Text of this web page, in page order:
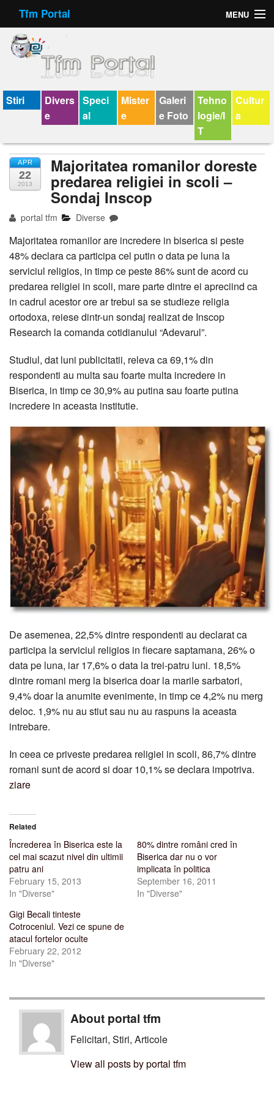
Tfm Portal MENU
Forum
Felicitari animate
Virtual Cards
Jocuri
Horoscop
Stiri
Divers
e
Speci
al
Mister
e
Galeri
e Foto
Tehno
logie/I
T
Cultur
a
APR
22
2013
Majoritatea romanilor doreste
predarea religiei in scoli –
Sondaj Inscop
portal tfm Diverse
Majoritatea romanilor are incredere in biserica si peste
48% declara ca participa cel putin o data pe luna la
serviciul religios, in timp ce peste 86% sunt de acord cu
predarea religiei in scoli, mare parte dintre ei apreciind ca
in cadrul acestor ore ar trebui sa se studieze religia
ortodoxa, reiese dintr-un sondaj realizat de Inscop
Research la comanda cotidianului “Adevarul”.
Studiul, dat luni publicitatii, releva ca 69,1% din
respondenti au multa sau foarte multa incredere in
Biserica, in timp ce 30,9% au putina sau foarte putina
incredere in aceasta institutie.
De asemenea, 22,5% dintre respondenti au declarat ca
participa la serviciul religios in fiecare saptamana, 26% o
data pe luna, iar 17,6% o data la trei-patru luni. 18,5%
dintre romani merg la biserica doar la marile sarbatori,
9,4% doar la anumite evenimente, in timp ce 4,2% nu merg
deloc. 1,9% nu au stiut sau nu au raspuns la aceasta
intrebare.
In ceea ce priveste predarea religiei in scoli, 86,7% dintre
romani sunt de acord si doar 10,1% se declara impotriva.
ziare
Related
Încrederea în Biserica este la
cel mai scazut nivel din ultimii
patru ani
February 15, 2013
In "Diverse"
80% dintre români cred în
Biserica dar nu o vor
implicata în politica
September 16, 2011
In "Diverse"
Gigi Becali tinteste
Cotroceniul. Vezi ce spune de
atacul fortelor oculte
February 22, 2012
In "Diverse"
About portal tfm
Felicitari, Stiri, Articole
View all posts by portal tfm